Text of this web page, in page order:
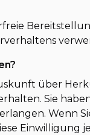
über
Sie
Wenn